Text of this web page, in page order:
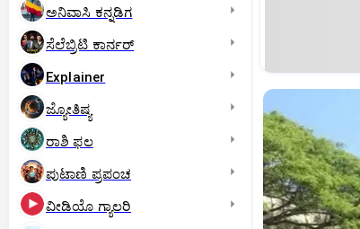
ಅನಿವಾಸಿ ಕನ್ನಡಿಗ
ಸೆಲೆಬ್ರಿಟಿ ಕಾರ್ನರ್‌
Explainer
ಜ್ಯೋತಿಷ್ಯ
ರಾಶಿ ಫಲ
ಪುಟಾಣಿ ಪ್ರಪಂಚ
ವೀಡಿಯೊ ಗ್ಯಾಲರಿ